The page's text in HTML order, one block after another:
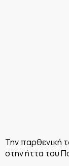
Την παρθενική
στην ήττα του